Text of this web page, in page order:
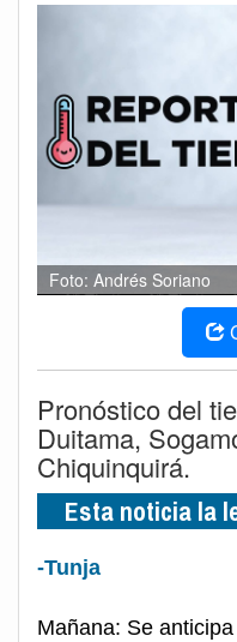
Foto: Andrés Soriano
Pronóstico del
Duitama,
Chiquinquirá.
Esta noticia la
-Tunja
Mañana: Se